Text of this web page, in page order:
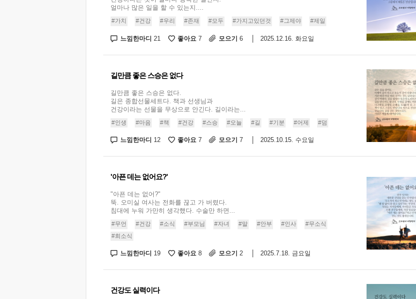
얼마나 많은 일을 할 수 있는지....
#가치 #건강 #우리 #존재 #모두 #가지고있던것 #그제야 #제일
느낌한마디 21 좋아요 7 모으기 6 2025.12.16. 화요일
길만큼 좋은 스승은 없다
길만큼 좋은 스승은 없다.
길은 종합선물세트다. 책과 선생님과
건강이라는 선물을 무상으로 안긴다. 길이라는...
#인생 #마음 #책 #건강 #스승 #오늘 #길 #기분 #어제 #덤
느낌한마디 12 좋아요 7 모으기 7 2025.10.15. 수요일
'아픈 데는 없어요?'
"아픈 데는 없어?"
뚝. 오미실 여사는 전화를 끊고 가 버렸다.
침대에 누워 가만히 생각했다. 수술만 하면...
#무언 #건강 #소식 #부모님 #자녀 #말 #안부 #인사
#무소식
#희소식
느낌한마디 19 좋아요 8 모으기 2 2025.7.18. 금요일
건강도 실력이다